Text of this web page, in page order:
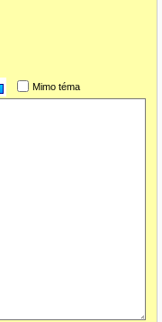
Mimo téma